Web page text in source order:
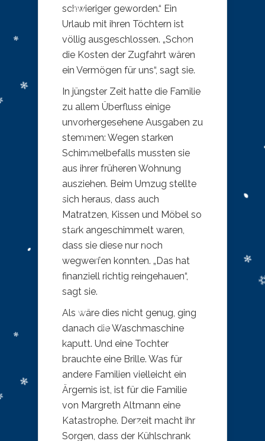
schwieriger geworden.“ Ein
Urlaub mit ihren Töchtern ist
völlig ausgeschlossen. „Schon
die Kosten der Zugfahrt wären
ein Vermögen für uns“, sagt sie.
In jüngster Zeit hatte die Familie
zu allem Überfluss einige
unvorhergesehene Ausgaben zu
stemmen: Wegen starken
Schimmelbefalls mussten sie
aus ihrer früheren Wohnung
ausziehen. Beim Umzug stellte
sich heraus, dass auch
Matratzen, Kissen und Möbel so
stark angeschimmelt waren,
dass sie diese nur noch
wegwerfen konnten. „Das hat
finanziell richtig reingehauen“,
sagt sie.
Als wäre dies nicht genug, ging
danach die Waschmaschine
kaputt. Und eine Tochter
brauchte eine Brille. Was für
andere Familien vielleicht ein
Ärgernis ist, ist für die Familie
von Margreth Altmann eine
Katastrophe. Derzeit macht ihr
Sorgen, dass der Kühlschrank